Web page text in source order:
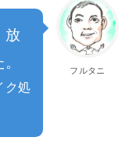
フルタニ
放
ク処